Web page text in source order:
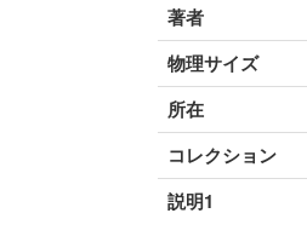
著者
物理サイズ
所在
コレクション
説明1